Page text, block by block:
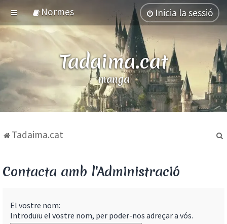
Normes Inicia la sessió
Tadaima.cat
manga
Tadaima.cat
Contacta amb l'Administració
El vostre nom:
Introduïu el vostre nom, per poder-nos adreçar a vós.